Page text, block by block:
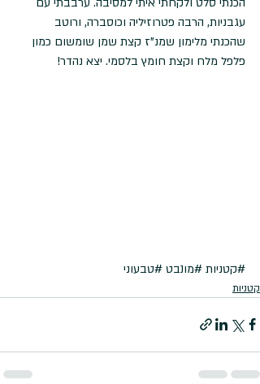
עגבניות, הרבה פטרוזיליה וכוסברה, ורוטב
שהכנתי מלימון שמנ"ז קצת שמן שומשום כמון
פלפל מלח וקצת חומץ בלסמי. יצא נהדר!
#קטניות #מונבט #טבעוני
קטניות